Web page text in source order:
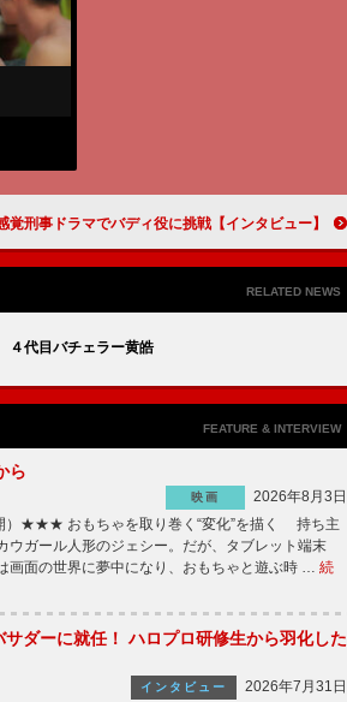
【インタビュー】ドラマ「No Activity/本日も異状なし」豊川悦司「相手が中村くんなら、絶対大丈夫」中村倫也「豊川さんとコンビでやれたのはうれしかった」ユーモアあふれる新感覚刑事ドラマでバディ役に挑戦
RELATED NEWS
４代目バチェラー黄皓
FEATURE & INTERVIEW
ら
映画
2026年8月3日
）★★★ おもちゃを取り巻く“変化”を描く 持ち主
ウガール人形のジェシー。だが、タブレット端末
画面の世界に夢中になり、おもちゃと遊ぶ時 … 続
ダーに就任！ ハロプロ研修生から羽化した
インタビュー
2026年7月31日